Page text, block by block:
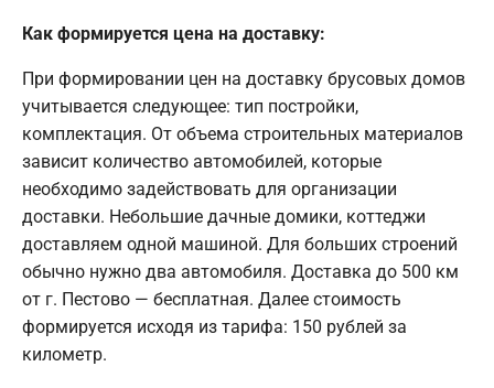
Как формируется цена на доставку:
При формировании цен на доставку брусовых домов
учитывается следующее: тип постройки,
комплектация. От объема строительных материалов
зависит количество автомобилей, которые
необходимо задействовать для организации
доставки. Небольшие дачные домики, коттеджи
доставляем одной машиной. Для больших строений
обычно нужно два автомобиля. Доставка до 500 км
от г. Пестово — бесплатная. Далее стоимость
формируется исходя из тарифа: 150 рублей за
километр.